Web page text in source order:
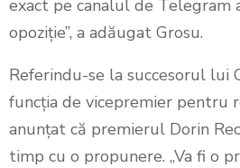
exact pe canalul de Telegram
opoziție”, a adăugat Grosu.
Referindu-se la succesorul lui
funcția de vicepremier pentru
anunțat că premierul Dorin
timp cu o propunere. „Va fi o